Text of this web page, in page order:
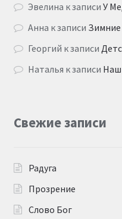
Эвелина к записиУ
Анна к записи
Георгий к записи
Наталья к записи
Свежие записи
Радуга
Прозрение
Слово Бог